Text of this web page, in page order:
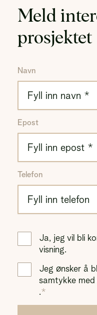
Meld
prosjektet
Navn
Epost
Telefon
Ja, jeg vil bli
visning.
Jeg ønsker å
samtykke med
.